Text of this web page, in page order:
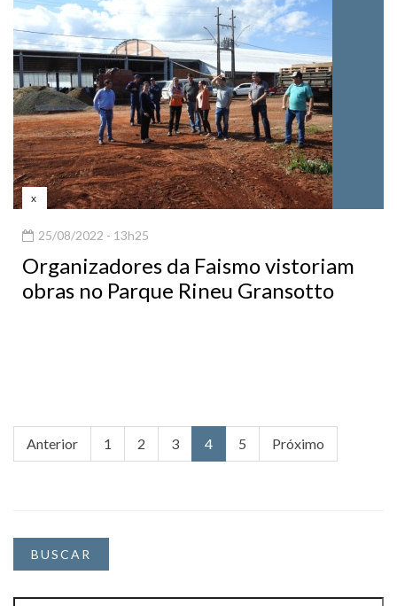
x
25/08/2022 - 13h25
Organizadores da Faismo vistoriam
obras no Parque Rineu Gransotto
Anterior 1 2 3 4 5 Próximo
BUSCAR